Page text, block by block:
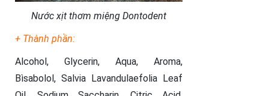
Nước xịt thơm miệng Dontodent
+ Thành phần:
Alcohol, Glycerin, Aqua, Aroma,
Bìsabolol, Salvia Lavandulaefolia Leaf